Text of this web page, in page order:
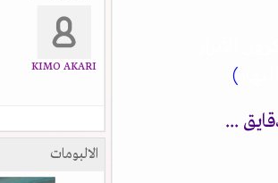
)
...
KIMO AKARI
الالبومات